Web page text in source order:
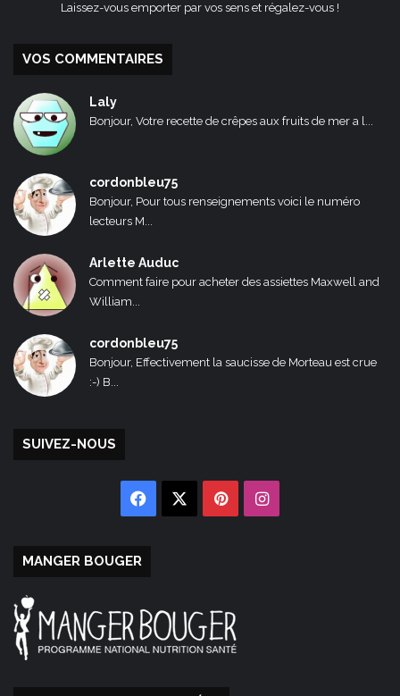
Laissez-vous emporter par vos sens et régalez-vous !
VOS COMMENTAIRES
Laly
Bonjour, Votre recette de crêpes aux fruits de mer a l...
cordonbleu75
Bonjour, Pour tous renseignements voici le numéro
lecteurs M...
Arlette Auduc
Comment faire pour acheter des assiettes Maxwell and
William...
cordonbleu75
Bonjour, Effectivement la saucisse de Morteau est crue
:-) B...
SUIVEZ-NOUS
Facebook PinterestInstagram
MANGER BOUGER